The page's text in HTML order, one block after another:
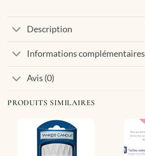
Description
Informations complémentaires
Avis (0)
PRODUITS SIMILAIRES